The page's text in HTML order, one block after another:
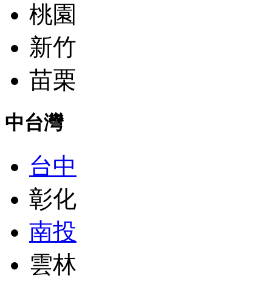
桃園
新竹
苗栗
中台灣
台中
彰化
南投
雲林